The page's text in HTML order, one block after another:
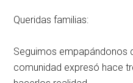
Queridas familias:
Seguimos empapándonos
comunidad expresó hace